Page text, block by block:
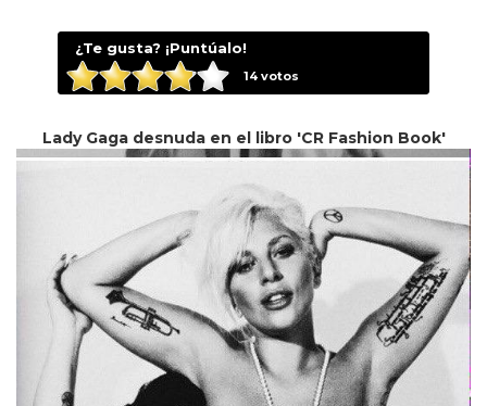
¿Te gusta? ¡Puntúalo!
14votos
Lady Gaga desnuda en el libro 'CR Fashion Book'